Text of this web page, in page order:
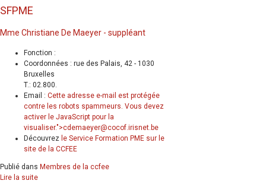
SFPME
Mme Christiane De Maeyer - suppléant
Fonction :
Coordonnées : rue des Palais, 42 - 1030
Bruxelles
T.: 02.800.
Email : Cette adresse e-mail est protégée
contre les robots spammeurs. Vous devez
activer le JavaScript pour la
visualiser.">cdemaeyer@cocof.irisnet.be
Découvrez le Service Formation PME sur le
site de la CCFEE
Publié dans Membres de la ccfee
Lire la suite